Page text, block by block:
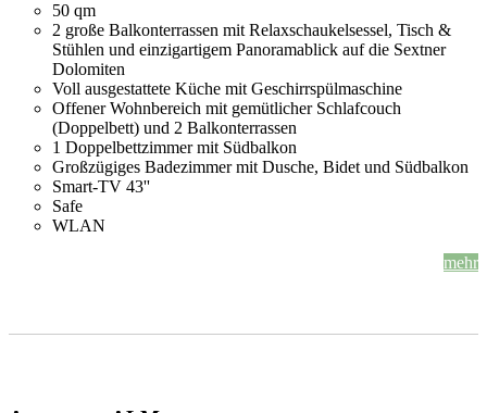
50 qm
2 große Balkonterrassen mit Relaxschaukelsessel, Tisch &
Stühlen und einzigartigem Panoramablick auf die Sextner
Dolomiten
Voll ausgestattete Küche mit Geschirrspülmaschine
Offener Wohnbereich mit gemütlicher Schlafcouch
(Doppelbett) und 2 Balkonterrassen
1 Doppelbettzimmer mit Südbalkon
Großzügiges Badezimmer mit Dusche, Bidet und Südbalkon
Smart-TV 43''
Safe
WLAN
mehr